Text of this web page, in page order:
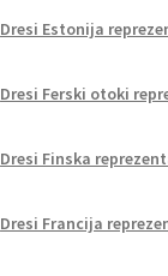
Dresi Estonija
Dresi Ferski otoki
Dresi Finska
Dresi Francija